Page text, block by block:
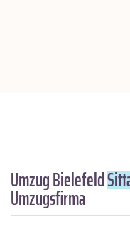
Umzug Bielefeld
Umzugsfirma